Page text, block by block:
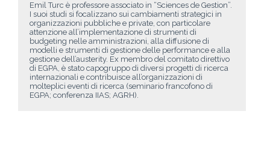
Emil Turc è professore associato in “Sciences de Gestion”.
I suoi studi si focalizzano sui cambiamenti strategici in
organizzazioni pubbliche e private, con particolare
attenzione all’implementazione di strumenti di
budgeting nelle amministrazioni, alla diffusione di
modelli e strumenti di gestione delle performance e alla
gestione dell’austerity. Ex membro del comitato direttivo
di EGPA, è stato capogruppo di diversi progetti di ricerca
internazionali e contribuisce all’organizzazioni di
molteplici eventi di ricerca (seminario francofono di
EGPA; conferenza IIAS; AGRH).